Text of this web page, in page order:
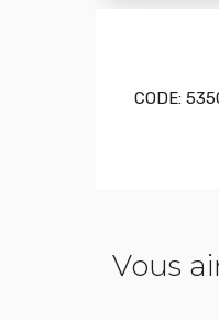
CODE:
Vous